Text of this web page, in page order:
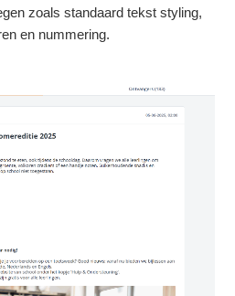
zoals standaard tekst styling,
en nummering.